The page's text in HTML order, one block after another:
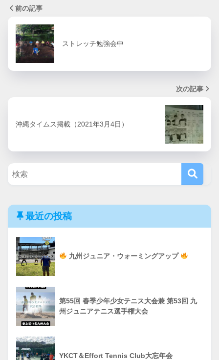
前の記事
ストレッチ勉強会中
次の記事
沖縄タイムス掲載（2021年3月4日）
最近の投稿
九州ジュニア・ウォーミングアップ
第55回 春季少年少女テニス大会兼 第53回 九
州ジュニアテニス選手権大会
YKCT＆Effort Tennis Club大忘年会